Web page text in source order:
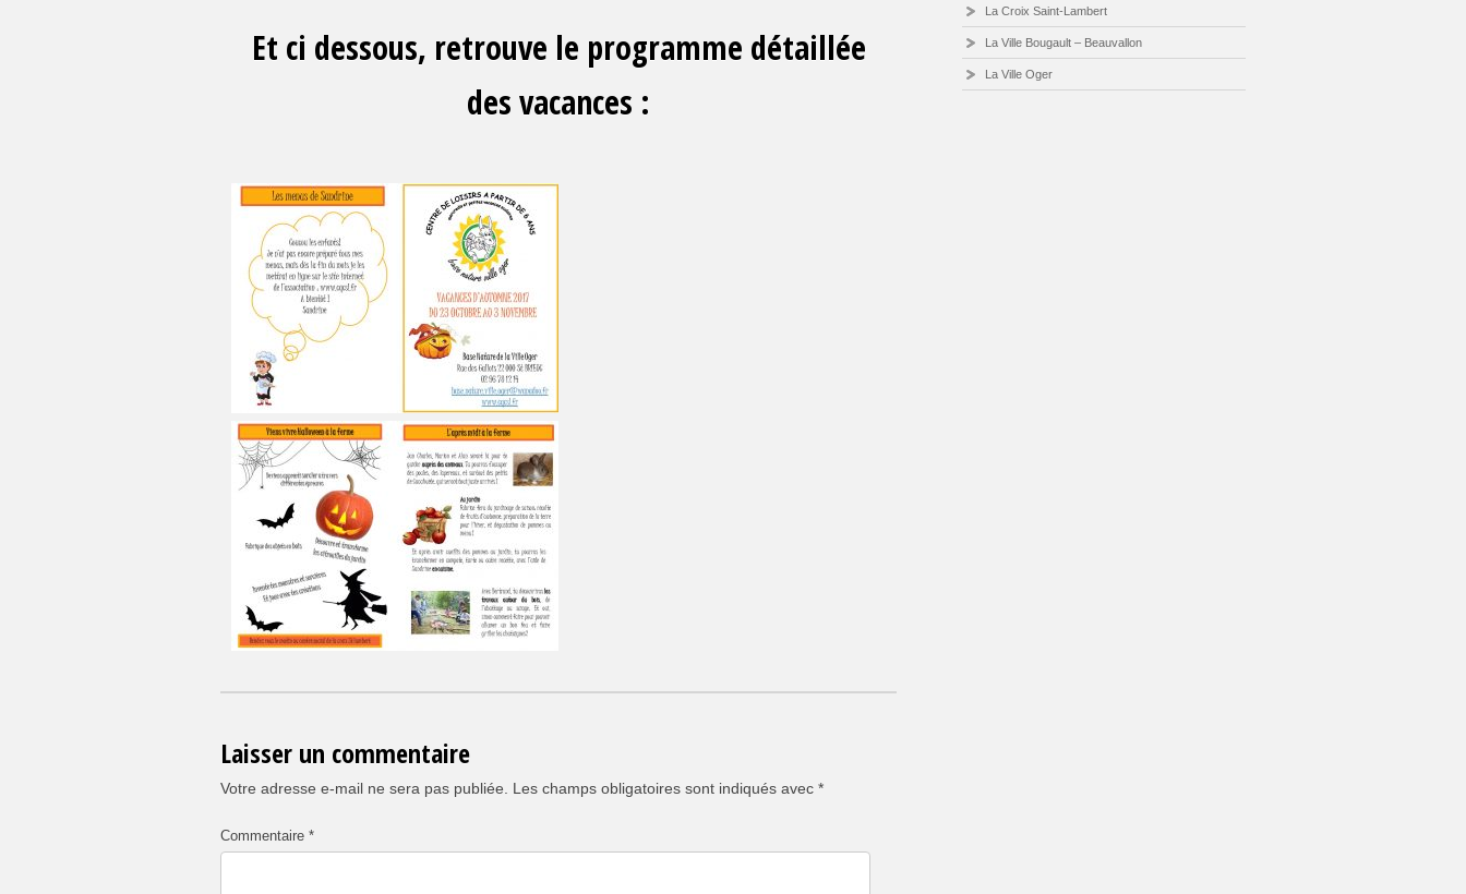
Et ci dessous, retrouve le programme détaillée
des vacances :
Laisser un commentaire
Votre adresse e-mail ne sera pas publiée. Les champs obligatoires sont indiqués avec *
Commentaire *
La Croix Saint-Lambert
La Ville Bougault – Beauvallon
La Ville Oger